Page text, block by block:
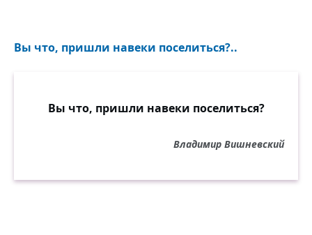
Вы что, пришли навеки поселиться?..
Вы что, пришли навеки поселиться?
Владимир Вишневский